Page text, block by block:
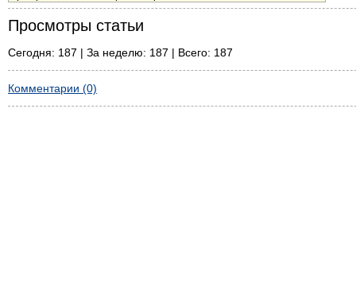
Просмотры статьи
Сегодня: 187 | За неделю: 187 | Всего: 187
Комментарии (0)